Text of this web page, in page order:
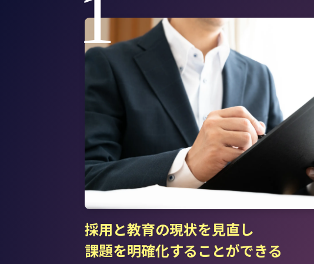
1
採用と教育の現状を見直し
課題を明確化することができる